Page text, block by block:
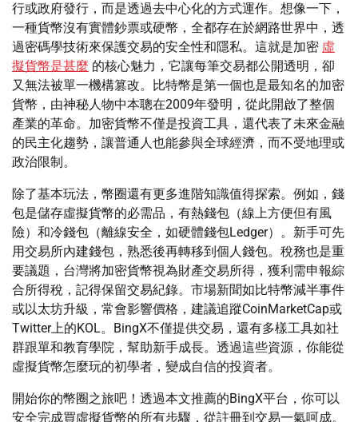
行或政府發行，而是透過去中心化的方式運作。想像一下，
一種貨幣沒有實體鈔票或硬幣，全都存在於網路世界中，透
過密碼學技術來保護交易的安全性和隱私。這就是加密 虛
擬貨幣是甚麼 的核心魅力，它讓每筆交易都公開透明，卻
又無法被單一機構篡改。比特幣是第一個也是最知名的加密
貨幣，由神秘人物中本聰在2009年發明，從此開啟了整個
產業的革命。加密貨幣不僅是投資工具，還代表了未來金融
的民主化趨勢，讓普通人也能參與全球經濟，而不受地理或
政治限制。
除了基本玩法，幣圈還有更多進階知識值得探索。例如，錢
包是儲存虛擬貨幣的必需品，有熱錢包（線上方便但有風
險）和冷錢包（離線安全，如硬體錢包Ledger）。新手可先
用交易所內建錢包，熟悉後再轉移到個人錢包。稅務也是重
要議題，台灣將加密貨幣視為財產交易所得，獲利需申報綜
合所得稅，記得保留交易紀錄。市場新聞如比特幣減半事件
或以太坊升級，常會影響價格，建議追蹤CoinMarketCap或
Twitter上的KOL。BingX不僅提供交易，還有多樣工具如社
群跟單和教育學院，幫助新手成長。透過這些資源，你能從
虛擬貨幣怎麼玩的初學者，變成自信的投資者。
開始你的幣圈之旅吧！透過本文推薦的BingX平台，你可以
安全完成買虛擬貨幣的所有步驟，從註冊到交易一氣呵成。